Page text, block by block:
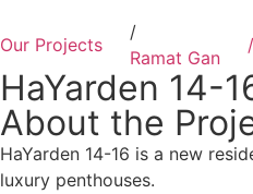
Our Projects
/
Ramat Gan
HaYarden 14-
About the
HaYarden 14-16 is a new
luxury penthouses.